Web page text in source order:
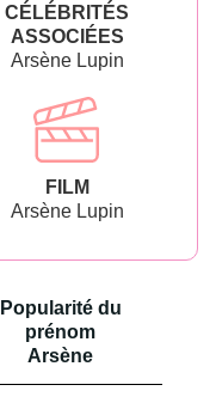
CÉLÉBRITÉS
ASSOCIÉES
Arsène Lupin
FILM
Arsène Lupin
Popularité du
prénom
Arsène